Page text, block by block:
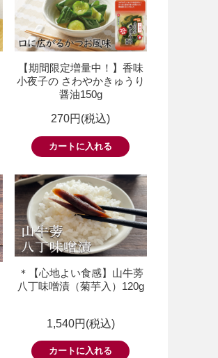
【期間限定増量中！】香味
小夜子の さわやかきゅうり
醤油150g
270円(税込)
＊【心地よい食感】山牛蒡
八丁味噌漬（菊芋入）120g
1,540円(税込)